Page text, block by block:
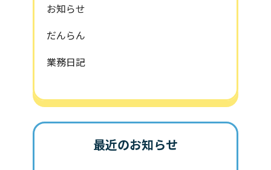
お知らせ
だんらん
業務日記
最近のお知らせ